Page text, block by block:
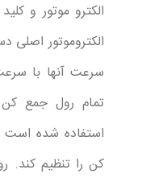
الکترو موتور و
الکتروموتور
سرعت آنها با
تمام رول جمع
استفاده شده
کن را تنظیم